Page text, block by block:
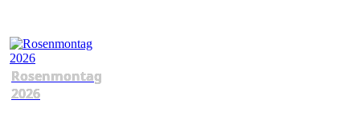
Rosenmontag
2026